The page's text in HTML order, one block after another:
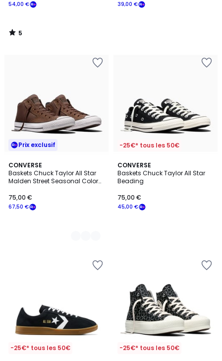
54,00 €
5
/
39,00 €
Prix exclusif
CONVERSE
Baskets Chuck Taylor All Star
Malden Street Seasonal Color
67,50 €
75,00 €
2
Couleurs
-25€* tous les 50€
CONVERSE
Baskets Chuck Taylor All Star
Beading
45,00 €
75,00 €
-25€* tous les 50€ -25€* tous les 50€